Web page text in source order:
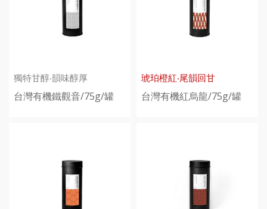
獨特甘醇‧韻味醇厚
台灣有機鐵觀音/75g/罐
琥珀橙紅‧尾韻回甘
台灣有機紅烏龍/75g/罐